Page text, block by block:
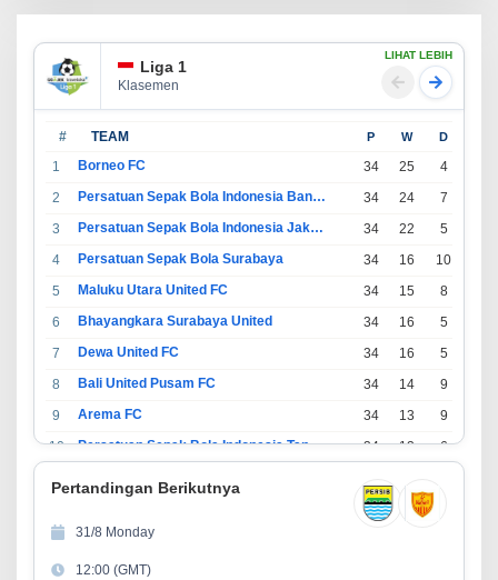
Liga 1
Klasemen
LIHAT LEBIH
# TEAM P W D
1 Borneo FC 34 25 4
2
Persatuan Sepak Bola Indonesia Bandung 34 24 7
3
Persatuan Sepak Bola Indonesia Jakarta 34 22 5
4
Persatuan Sepak Bola Surabaya 34 16 10
5
Maluku Utara United FC 34 15 8
6
Bhayangkara Surabaya United 34 16 5
7
Dewa United FC 34 16 5
8
Bali United Pusam FC 34 14 9
9
Arema FC 34 13 9
10
Persatuan Sepak Bola Indonesia Tangerang 34 13 6
34 11
13
14
Madura United FC
Pertandingan Berikutnya
31/8 Monday
12:00 (GMT)